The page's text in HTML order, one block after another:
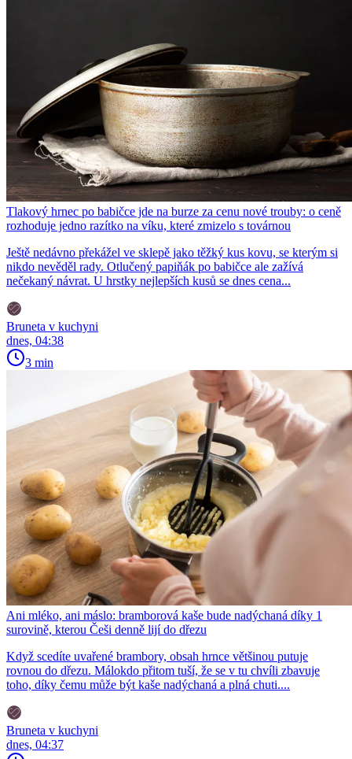
Tlakový hrnec po babičce jde na burze za cenu nové trouby: o ceně
rozhoduje jedno razítko na víku, které zmizelo s továrnou
Ještě nedávno překážel ve sklepě jako těžký kus kovu, se kterým si
nikdo nevěděl rady. Otlučený papiňák po babičce ale zažívá
nečekaný návrat. U hrstky nejlepších kusů se dnes cena...
Bruneta v kuchyni
dnes, 04:38
3 min
Ani mléko, ani máslo: bramborová kaše bude nadýchaná díky 1
surovině, kterou Češi denně lijí do dřezu
Když scedíte uvařené brambory, obsah hrnce většinou putuje
rovnou do dřezu. Málokdo přitom tuší, že se v tu chvíli zbavuje
toho, díky čemu může být kaše nadýchaná a plná chuti....
Bruneta v kuchyni
dnes, 04:37